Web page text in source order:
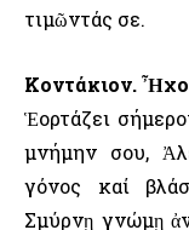
τιμῶντάς σε.
Κοντάκιον.
Ἑορτάζει
μνήμην σου,
γόνος καί
Σμύρνῃ γνώμῃ